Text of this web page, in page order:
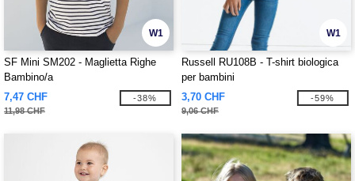
W1
SF Mini SM202 - Maglietta Righe
Bambino/a
7,47 CHF
11,98 CHF
-38%
W1
Russell RU108B - T-shirt biologica
per bambini
3,70 CHF
9,06 CHF
-59%